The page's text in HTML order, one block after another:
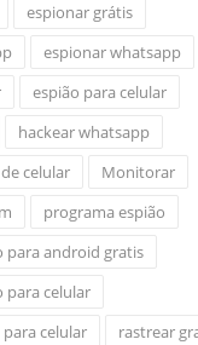
espionar grátis
espionar whatsapp
espião para celular
hackear whatsapp
celular
Monitorar
programa espião
para android gratis
para celular
celular
rastrear